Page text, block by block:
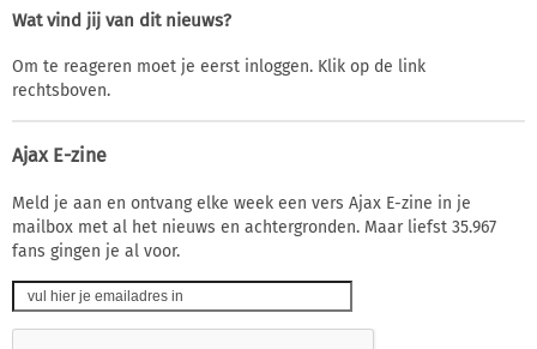
Wat vind jij van dit nieuws?
Om te reageren moet je eerst inloggen. Klik op de link
rechtsboven.
Ajax E-zine
Meld je aan en ontvang elke week een vers Ajax E-zine in je
mailbox met al het nieuws en achtergronden. Maar liefst 35.967
fans gingen je al voor.